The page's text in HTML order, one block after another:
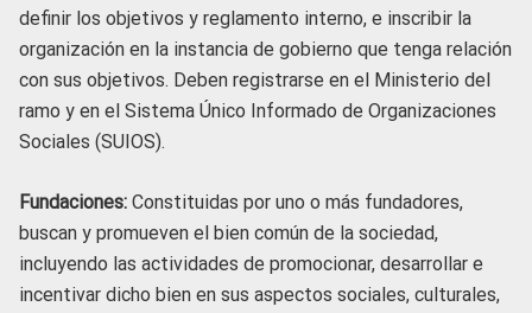
definir los objetivos y reglamento interno, e inscribir la
organización en la instancia de gobierno que tenga relación
con sus objetivos. Deben registrarse en el Ministerio del
ramo y en el Sistema Único Informado de Organizaciones
Sociales (SUIOS).
Fundaciones: Constituidas por uno o más fundadores,
buscan y promueven el bien común de la sociedad,
incluyendo las actividades de promocionar, desarrollar e
incentivar dicho bien en sus aspectos sociales, culturales,